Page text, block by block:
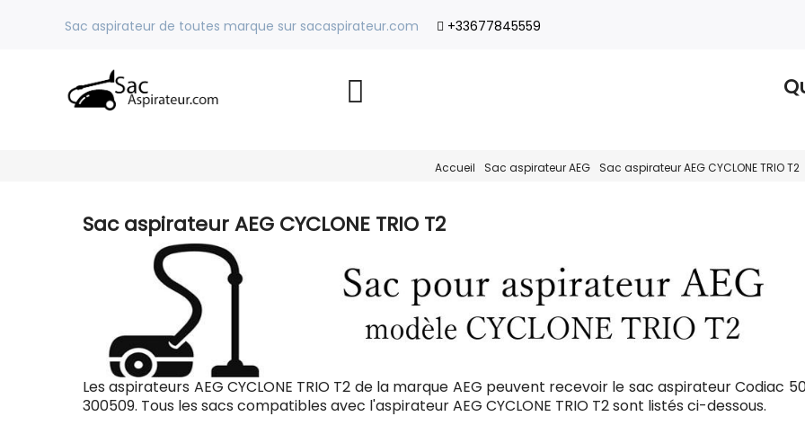
Sac aspirateur de toutes marque sur sacaspirateur.com +33677845559
Accueil Sac aspirateur AEG Sac aspirateur AEG CYCLONE TRIO T2
Sac aspirateur AEG CYCLONE TRIO T2
Les aspirateurs AEG CYCLONE TRIO T2 de la marque AEG peuvent recevoir le sac aspirateur
300509. Tous les sacs compatibles avec l'aspirateur AEG CYCLONE TRIO T2 sont listés ci-dessous.